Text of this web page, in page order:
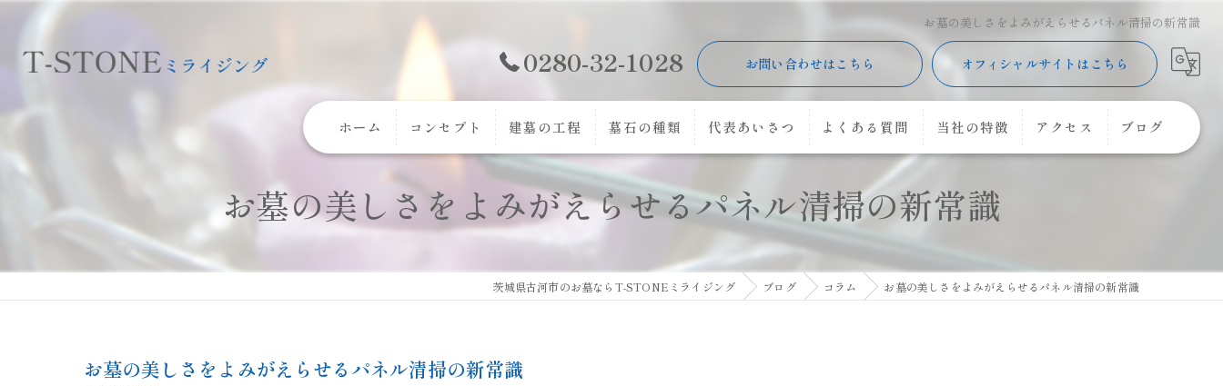
お墓の美しさをよみがえらせるパネル清掃の新常識
0280-32-1028 お問い合わせはこちら オフィシャルサイトはこちら
ホーム コンセプト 建墓の工程 墓石の種類 代表あいさつ よくある質問 当社の特徴
樹木葬
コーキング
アクセス ブログ
お墓の美しさをよみがえらせるパネル清掃の新常識
茨城県古河市のお墓ならT-STONEミライジング ブログ コラム お墓の美しさをよみがえらせるパネル清掃の新常識
お墓の美しさをよみがえらせるパネル清掃の新常識